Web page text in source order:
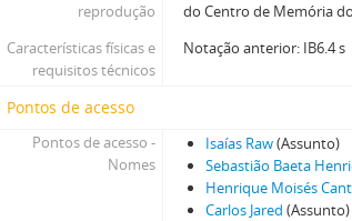
reprodução
do Centro de Memória
Características físicas e
requisitos técnicos
Notação anterior: IB6.4 s
Pontos de acesso
Pontos de acesso -
Nomes
Isaías Raw(Assunto)
Sebastião Baeta
Henrique Moisés
Carlos Jared (Assunto)